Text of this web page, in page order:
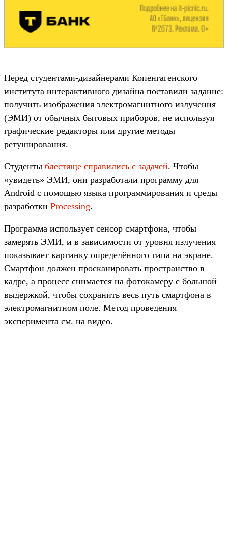
Перед студентами-дизайнерами Копенгагенского
института интерактивного дизайна поставили задание:
получить изображения электромагнитного излучения
(ЭМИ) от обычных бытовых приборов, не используя
графические редакторы или другие методы
ретуширования.
Студенты блестяще справились с задачей. Чтобы
«увидеть» ЭМИ, они разработали программу для
Android с помощью языка программирования и среды
разработки Processing.
Программа использует сенсор смартфона, чтобы
замерять ЭМИ, и в зависимости от уровня излучения
показывает картинку определённого типа на экране.
Смартфон должен просканировать пространство в
кадре, а процесс снимается на фотокамеру с большой
выдержкой, чтобы сохранить весь путь смартфона в
электромагнитном поле. Метод проведения
эксперимента см. на видео.